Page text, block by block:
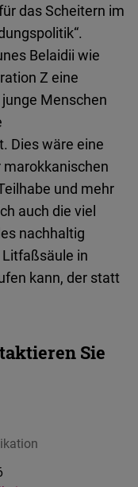
das Scheitern im
Belaidii wie
Z eine
Menschen
Dies wäre eine
marokkanischen
und mehr
auch die viel
nachhaltig
in
kann, der statt
Sie